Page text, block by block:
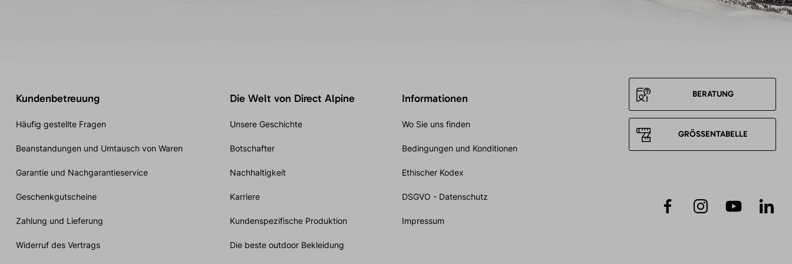
Kundenbetreuung
Häufig gestellte Fragen
Beanstandungen und Umtausch von Waren
Garantie und Nachgarantieservice
Geschenkgutscheine
Zahlung und Lieferung
Widerruf des Vertrags
Die Welt von Direct Alpine
Unsere Geschichte
Botschafter
Nachhaltigkeit
Karriere
Kundenspezifische Produktion
Die beste outdoor Bekleidung
Informationen
Wo Sie uns finden
Bedingungen und Konditionen
Ethischer Kodex
DSGVO - Datenschutz
Impressum
BERATUNG
GRÖSSENTABELLE